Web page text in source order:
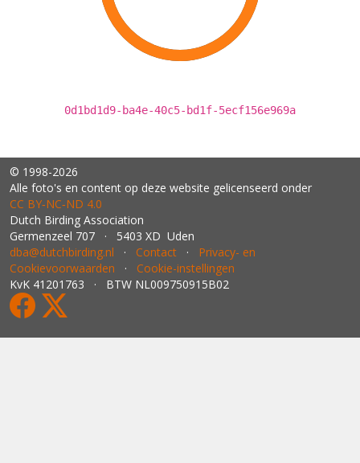
0d1bd1d9-ba4e-40c5-bd1f-5ecf156e969a
© 1998-2026
Alle foto's en content op deze website gelicenseerd onder
CC BY‑NC‑ND 4.0
Dutch Birding Association
Germenzeel 707 · 5403 XD Uden
dba@dutchbirding.nl · Contact · Privacy- en
Cookievoorwaarden · Cookie-instellingen
KvK 41201763 · BTW NL009750915B02